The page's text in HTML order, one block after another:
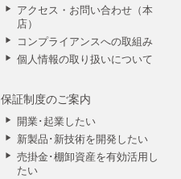
アクセス・お問い合わせ（本
店）
コンプライアンスへの取組み
個人情報の取り扱いについて
保証制度のご案内
開業･起業したい
新製品･新技術を開発したい
売掛金･棚卸資産を有効活用し
たい